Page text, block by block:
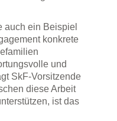
auch ein Beispiel
konkrete
und
SkF-Vorsitzende
diese Arbeit
ist das